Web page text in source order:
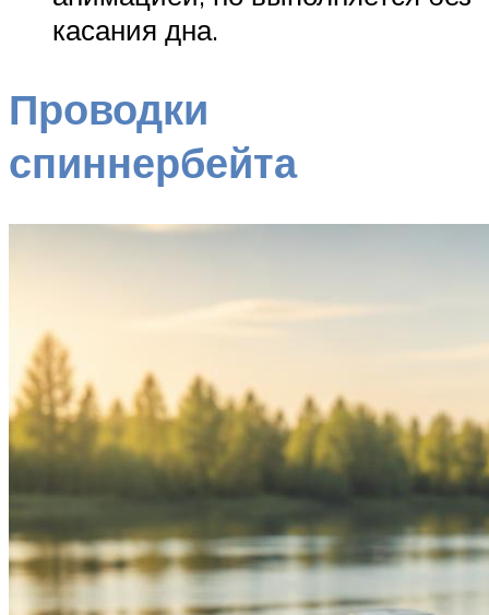
касания дна.
Проводки
спиннербейта